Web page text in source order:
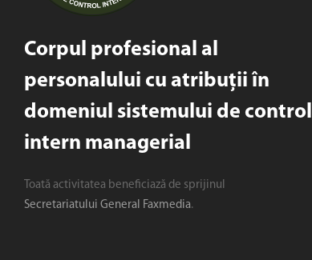
Corpul profesional al
personalului cu atribuții în
domeniul sistemului de control
intern managerial
Toată activitatea beneficiază de sprijinul
Secretariatului General Faxmedia.